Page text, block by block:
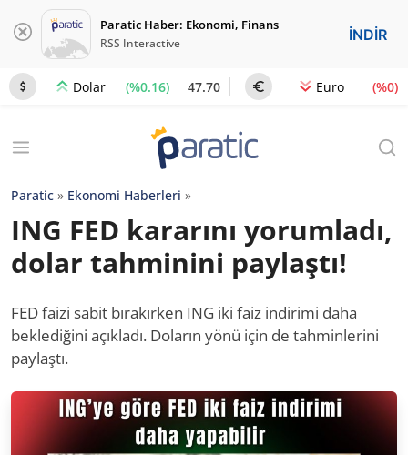
Paratic Haber: Ekonomi, Finans
RSS Interactive İNDİR
Dolar (%0.16) 47.70 Euro (%0)
Paratic » Ekonomi Haberleri »
ING FED kararını yorumladı,
dolar tahminini paylaştı!
FED faizi sabit bırakırken ING iki faiz indirimi daha
beklediğini açıkladı. Doların yönü için de tahminlerini
paylaştı.